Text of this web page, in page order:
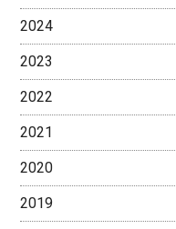
2024
2023
2022
2021
2020
2019